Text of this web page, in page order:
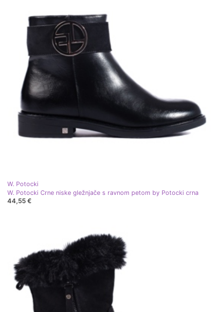
W. Potocki
W. Potocki Crne niske gležnjače s ravnom petom by Potocki crna
44,55 €